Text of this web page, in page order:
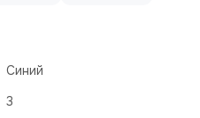
Синий
3